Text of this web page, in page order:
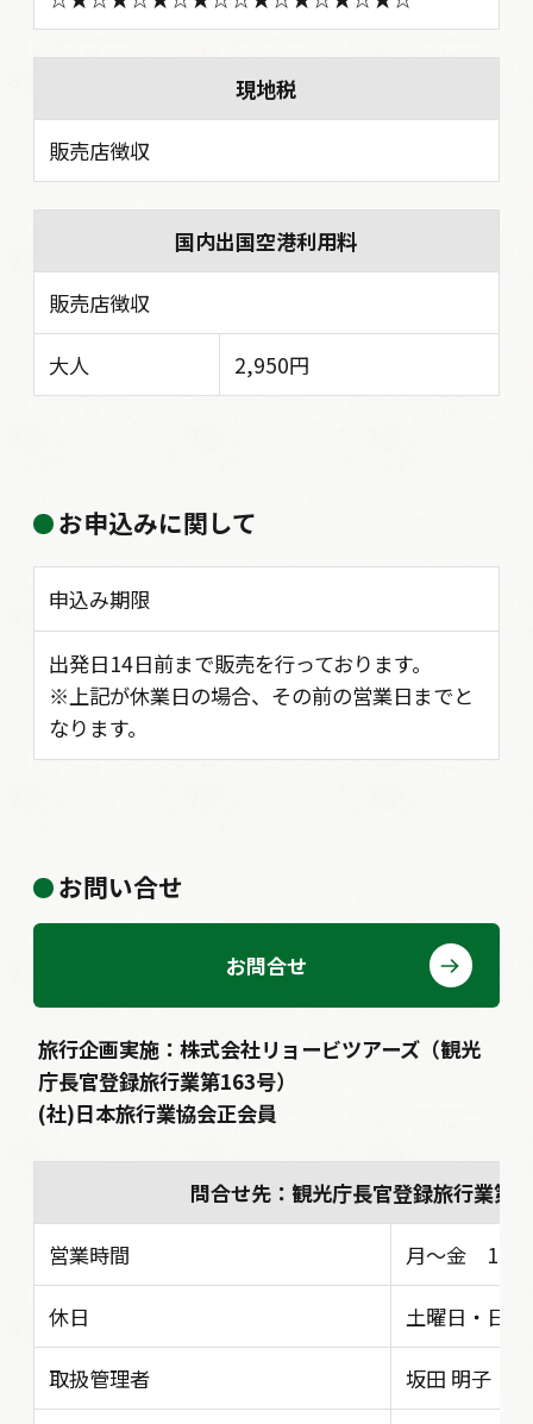
現地税
販売店徴収
国内出国空港利用料
販売店徴収
大人 2,950円
お申込みに関して
申込み期限
出発日14日前まで販売を行っております。
※上記が休業日の場合、その前の営業日までと
なります。
お問い合せ
お問合せ
旅行企画実施：株式会社リョービツアーズ（観光
庁長官登録旅行業第163号）
(社)日本旅行業協会正会員
問合せ先：観光庁長官登録旅行業
営業時間 月〜金
休日 土曜日・日
取扱管理者 坂田 明子